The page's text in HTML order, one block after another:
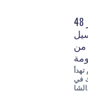
الحريري سينتظر 48
من
في